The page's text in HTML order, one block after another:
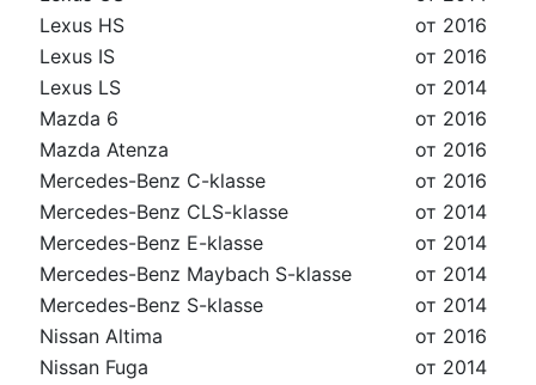
Lexus HS
от 2016
Lexus IS
от 2016
Lexus LS
от 2014
Mazda 6
от 2016
Mazda Atenza
от 2016
Mercedes-Benz C-klasse
от 2016
Mercedes-Benz CLS-klasse
от 2014
Mercedes-Benz E-klasse
от 2014
Mercedes-Benz Maybach S-klasse
от 2014
Mercedes-Benz S-klasse
от 2014
Nissan Altima
от 2016
Nissan Fuga
от 2014